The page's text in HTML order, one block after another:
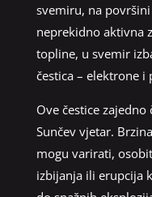
svemiru, na površini
neprekidno aktivna
topline, u svemir
čestica – elektrone i
Ove čestice
Sunčev vjetar.
mogu varirati,
izbijanja ili erupcija